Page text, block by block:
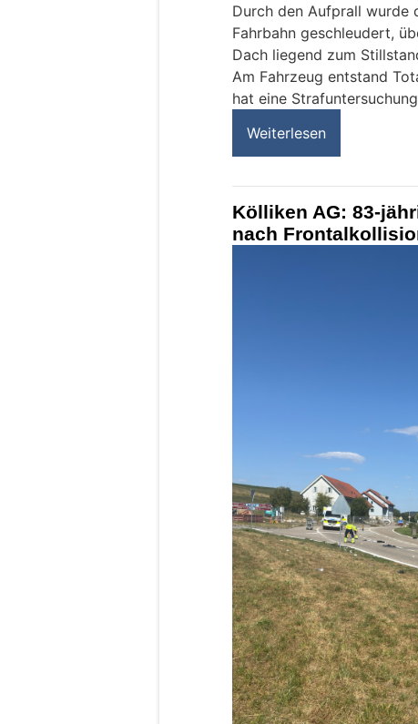
Durch den Aufprall wurde
Fahrbahn geschleudert,
Dach liegend zum
Am Fahrzeug entstand
hat eine
Weiterlesen
Kölliken AG: 83-
nach